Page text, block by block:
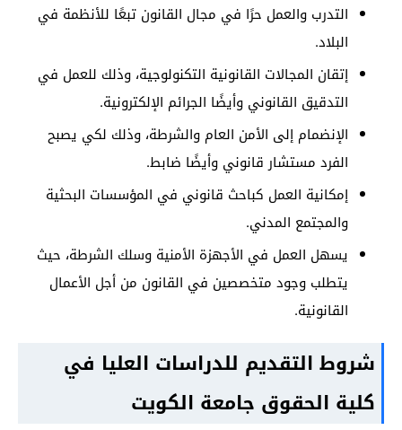
التدرب والعمل حرًا في مجال القانون تبعًا للأنظمة في
البلاد.
إتقان المجالات القانونية التكنولوجية، وذلك للعمل في
التدقيق القانوني وأيضًا الجرائم الإلكترونية.
الإنضمام إلى الأمن العام والشرطة، وذلك لكي يصبح
الفرد مستشار قانوني وأيضًا ضابط.
إمكانية العمل كباحث قانوني في المؤسسات البحثية
والمجتمع المدني.
يسهل العمل في الأجهزة الأمنية وسلك الشرطة، حيث
يتطلب وجود متخصصين في القانون من أجل الأعمال
القانونية.
شروط التقديم للدراسات العليا في
كلية الحقوق جامعة الكويت